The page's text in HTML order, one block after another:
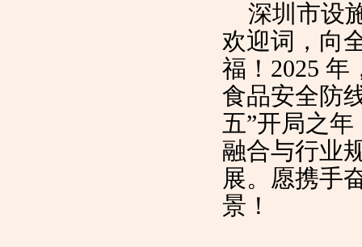
深圳市设
欢迎词，向
福！2025 年
食品安全防
五”开局之
融合与行业
展。愿携手
景！